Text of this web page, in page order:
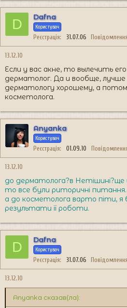
D Dafna
Користувач
Реєстрація 31.07.06 Повідомлення
13.12.10
Если у вас акне, то вылечить
дерматолог. Да и вообще, лучше
дерматологу хорошему, а
косметолога.
Anyanka
Користувач
Реєстрація 01.09.10
13.12.10
до дерматолога?в Нетішині?ще
то все були риторичні питання.
а до косметолога варто піти, я
результати її роботи.
D Dafna
Користувач
Реєстрація 31.07.06 Повідомлення
13.12.10
Anyanka сказав(ла):